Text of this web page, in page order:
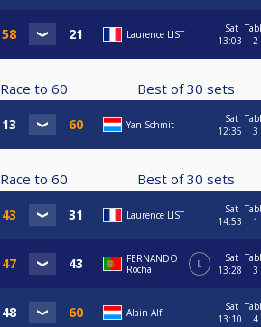
Laurence LIST
Sat
13:03
2
Race to 60 Best of30 sets
Yan Schmit
Sat
12:35
3
Race to 60 Best of30 sets
Laurence LIST
Sat
14:53
1
FERNANDO
Rocha
L
Sat
13:28
3
Alain Alf
Sat
13:10
4